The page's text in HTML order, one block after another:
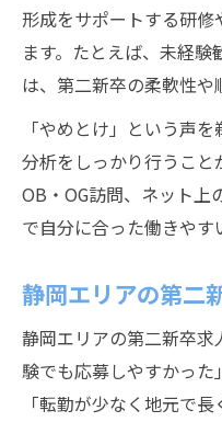
形成をサポートする研
ます。たとえば、未経
は、第二新卒の柔軟性や
「やめとけ」という声
分析をしっかり行うこと
OB・OG訪問、ネット上
で自分に合った働きやす
静岡エリアの第二
静岡エリアの第二新卒
験でも応募しやすかった
「転勤が少なく地元で